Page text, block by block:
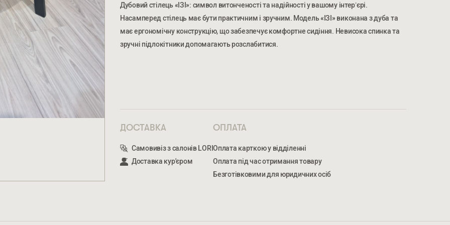
Дубовий стілець «ІЗІ»: символ витонченості та надійності у вашому інтер’єрі.
Насамперед стілець має бути практичним і зручним. Модель «ІЗІ» виконана з дуба та
має ергономічну конструкцію, що забезпечує комфортне сидіння. Невисока спинка та
зручні підлокітники допомагають розслабитися.
ДОСТАВКА
Самовивіз з салонів LORI
Доставка кур'єром
ОПЛАТА
Оплата карткою у відділенні
Оплата під час отримання товару
Безготівковими для юридичних осіб
ВВЕДІТЬ ВАШЕ ПРІЗВИЩЕ ТА ІМ’Я *
РОБОЧОГО ДНЯ.
ВВЕДІТЬ ВАШЕ ПРІЗВИЩЕ ТА ІМ’Я *
РОБОЧОГО ДНЯ.